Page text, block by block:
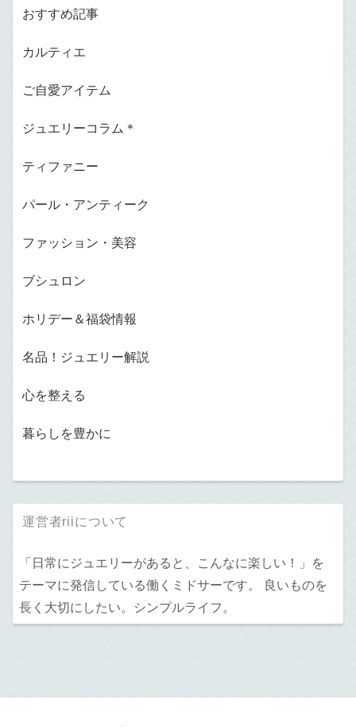
おすすめ記事
カルティエ
ご自愛アイテム
ジュエリーコラム＊
ティファニー
パール・アンティーク
ファッション・美容
ブシュロン
ホリデー＆福袋情報
名品！ジュエリー解説
心を整える
暮らしを豊かに
運営者riiについて
「日常にジュエリーがあると、こんなに楽しい！」を
テーマに発信している働くミドサーです。 良いものを
長く大切にしたい。シンプルライフ。